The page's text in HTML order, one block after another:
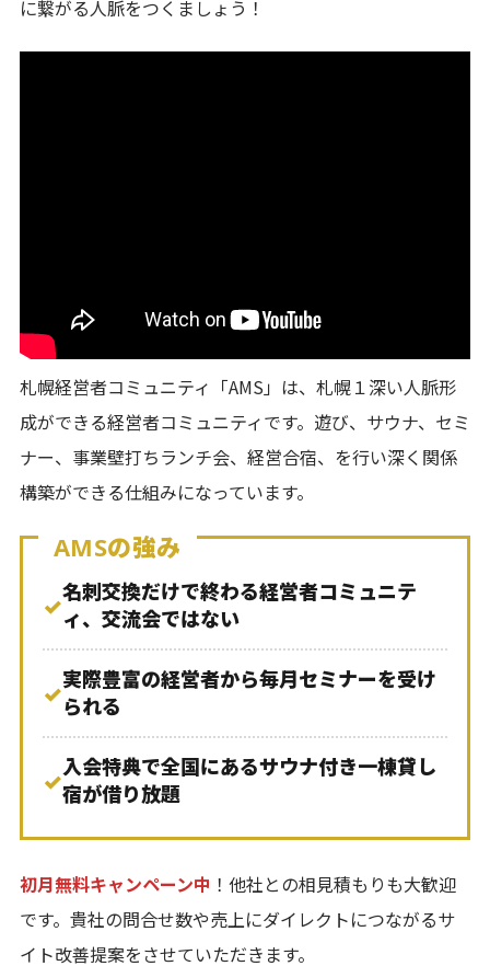
に繋がる人脈をつくましょう！
札幌経営者コミュニティ「AMS」は、札幌１深い人脈形
成ができる経営者コミュニティです。遊び、サウナ、セミ
ナー、事業壁打ちランチ会、経営合宿、を行い深く関係
構築ができる仕組みになっています。
AMSの強み
✓名刺交換だけで終わる経営者コミュニテ
ィ、交流会ではない
✓実際豊富の経営者から毎月セミナーを受け
られる
✓入会特典で全国にあるサウナ付き一棟貸し
宿が借り放題
初月無料キャンペーン中 ！他社との相見積もりも大歓迎
です。貴社の問合せ数や売上にダイレクトにつながるサ
イト改善提案をさせていただきます。